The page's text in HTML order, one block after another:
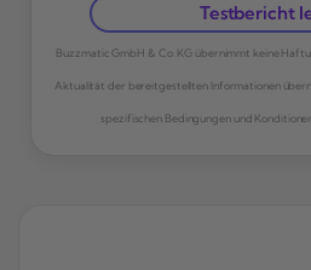
Testbericht
Buzzmatic GmbH & Co. KG übernimmt keine
Aktualität der bereitgestellten Informationen
spezifischen Bedingungen und